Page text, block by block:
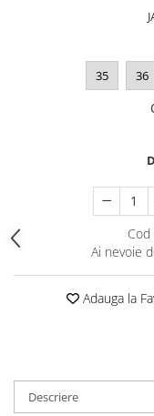
35 36
Cod
Ai nevoie
Adauga la
Descriere